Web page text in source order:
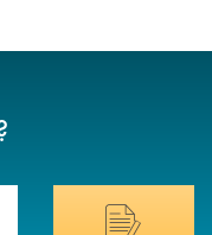
immediata ?
Hai bisogno di